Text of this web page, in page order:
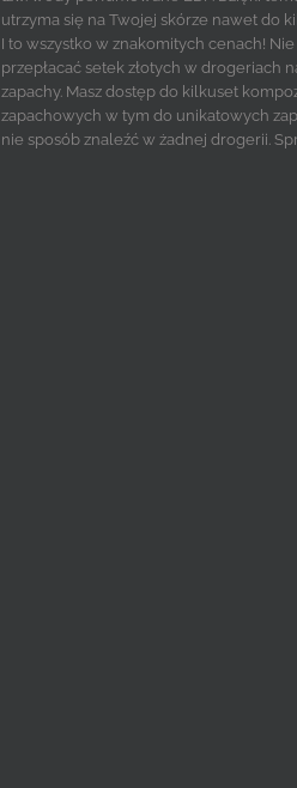
utrzyma się na Twojej skórze nawet do
I to wszystko w znakomitych cenach! Nie
przepłacać setek złotych w drogeriach
zapachy. Masz dostęp do kilkuset
zapachowych w tym do unikatowych
nie sposób znaleźć w żadnej drogerii.